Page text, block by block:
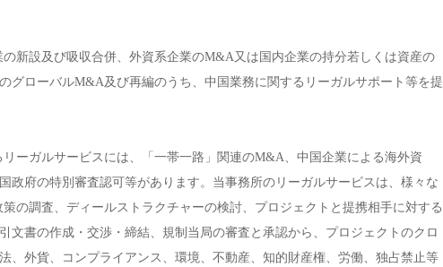
新設及び吸収合併、外資系企業のM&A又は国内企業の持分若しくは資産の
グローバルM&A及び再編のうち、中国業務に関するリーガルサポート等を提
ーガルサービスには、「一帯一路」関連のM&A、中国企業による海外資
政府の特別審査認可等があります。当事務所のリーガルサービスは、様々な
の調査、ディールストラクチャーの検討、プロジェクトと提携相手に対する
文書の作成・交渉・締結、規制当局の審査と承認から、プロジェクトのクロ
、外貨、コンプライアンス、環境、不動産、知的財産権、労働、独占禁止等